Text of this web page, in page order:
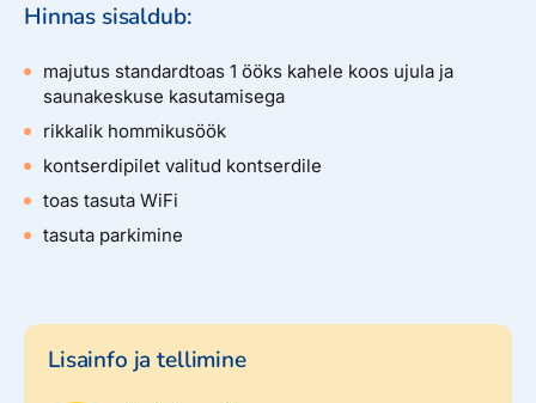
Hinnas sisaldub:
majutus standardtoas 1 ööks kahele koos ujula ja
saunakeskuse kasutamisega
rikkalik hommikusöök
kontserdipilet valitud kontserdile
toas tasuta WiFi
tasuta parkimine
Lisainfo ja tellimine